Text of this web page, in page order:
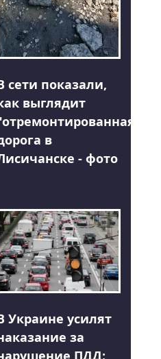
сети показали,
выглядит
в
- фото
Украине усилят
за
ПДД: